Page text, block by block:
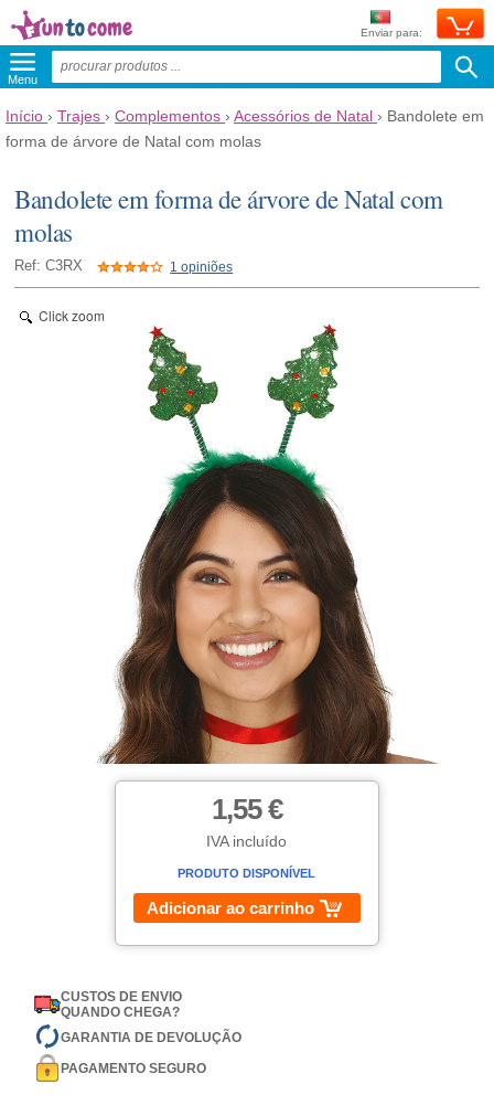
Enviar para:
Menu
Início › Trajes › Complementos › Acessórios de Natal › Bandolete em
forma de árvore de Natal com molas
Bandolete em forma de árvore de Natal com
molas
Ref: C3RX 1 opiniões
Click zoom
1,55 €
IVA incluído
PRODUTO DISPONÍVEL
Adicionar ao carrinho
CUSTOS DE ENVIO
QUANDO CHEGA?
GARANTIA DE DEVOLUÇÃO
PAGAMENTO SEGURO